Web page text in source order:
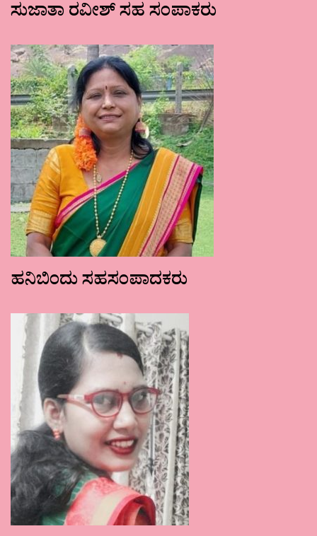
ಸುಜಾತಾ ರವೀಶ್ ಸಹ ಸಂಪಾಕರು
ಹನಿಬಿಂದು ಸಹಸಂಪಾದಕರು